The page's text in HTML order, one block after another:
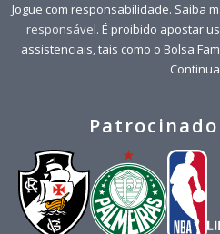
Jogue com responsabilidade. Saiba
responsável. É proibido apostar
assistenciais, tais como o Bolsa